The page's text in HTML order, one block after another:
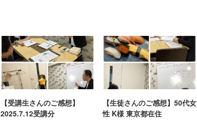
【受講生さんのご感想】
2025.7.12受講分
【生徒さんのご感想】50代女
性 K様 東京都在住